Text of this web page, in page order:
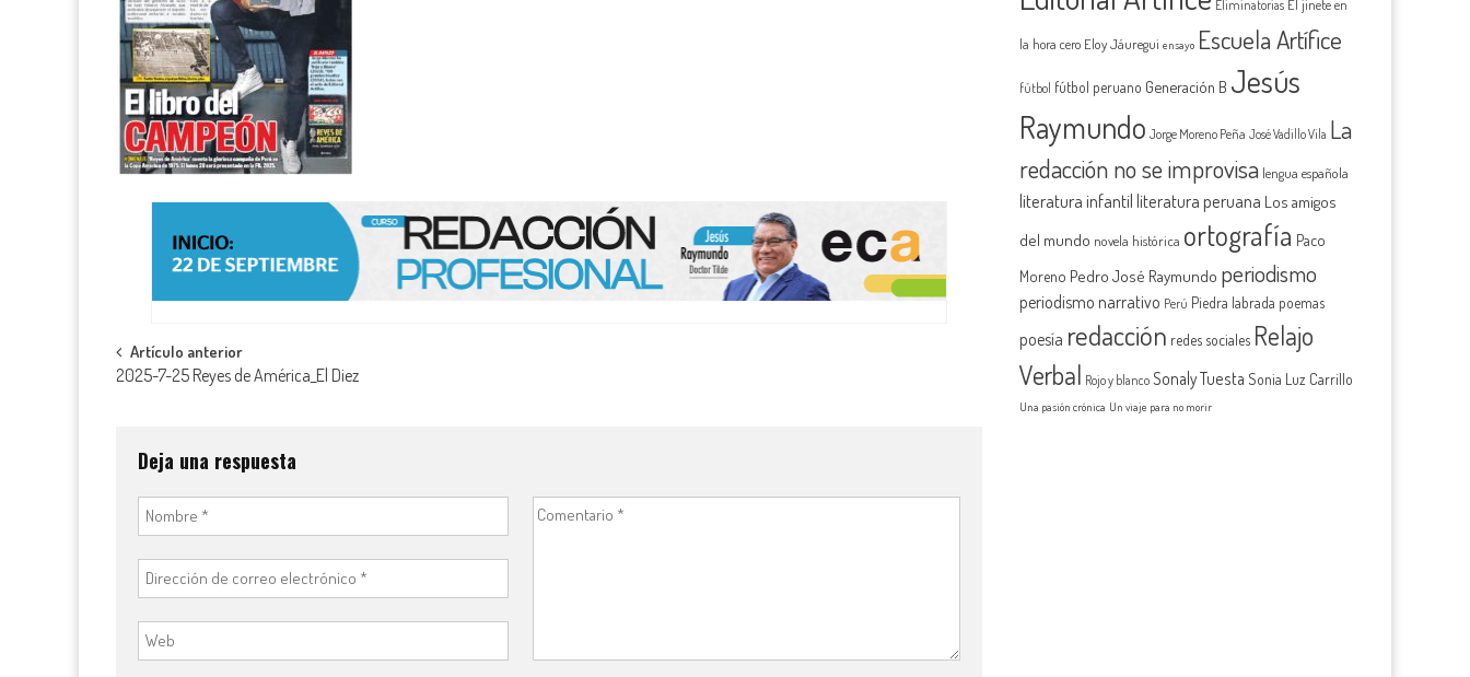
Navegación
entradas
Artículo anterior
2025-7-25 Reyes de América_El Diez
Deja una respuesta
Eliminatorias El jinete en
la hora cero Eloy Jáuregui ensayo Escuela Artífice
fútbol fútbol peruano Generación B Jesús
Raymundo Jorge Moreno Peña José Vadillo Vila La
redacción no se improvisa lengua española
literatura infantil literatura peruana Los amigos
del mundo novela histórica ortografía Paco
Moreno Pedro José Raymundo periodismo
periodismo narrativo Perú Piedra labrada poemas
poesía redacción redes sociales Relajo
Verbal Rojo y blanco Sonaly Tuesta Sonia Luz Carrillo
Una pasión crónica Un viaje para no morir